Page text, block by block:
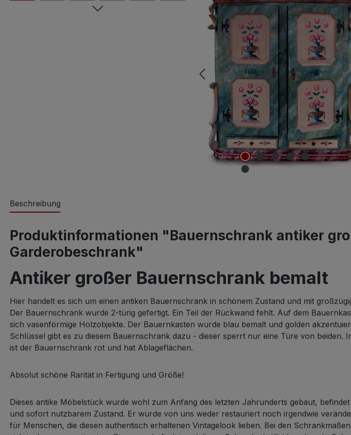
Beschreibung
Produktinformationen "Bauernschrank antiker
Garderobeschrank"
Antiker großer Bauernschrank bemalt
Hier handelt es sich um einen antiken Bauernschrank in schönem Zustand und mit
Der Bauernschrank wurde 2-türig gefertigt. Ein Teil der Rückwand fehlt. Auf dem
sich vasenförmige Holzobjekte. Der Bauernkasten wurde blau bemalt und golden
Schlüssel gibt es zu diesem Bauernschrank dazu - dieser sperrt nur eine Türe von beiden.
ist der Bauernschrank rot und hat Ablageflächen.
Absolut schöne Rarität in Fertigung und Größe!
Dieses antike Möbelstück wurde wohl zum Anfang des letzten Jahrunderts gebaut,
und sofort nutzbarem Zustand. Er wurde von uns weder restauriert noch irgendwie
für Menschen, die diesen authentisch erhaltenen Vintagelook lieben. Bei den